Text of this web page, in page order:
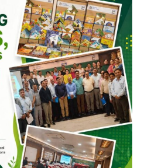
12:27
CHARITABLE TRUST, SHIMLA